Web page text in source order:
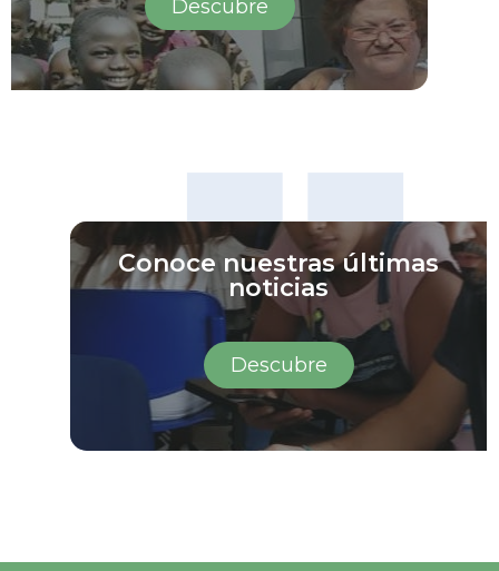
Descubre
Conoce nuestras últimas
noticias
Descubre